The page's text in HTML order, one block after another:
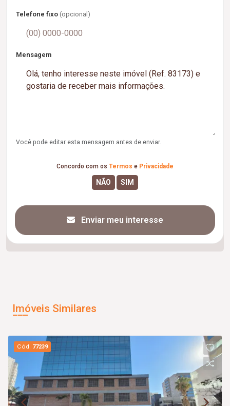
Telefone fixo (opcional)
Mensagem
Você pode editar esta mensagem antes de enviar.
Concordo com os Termos e Privacidade
Enviar meu interesse
Imóveis Similares
Cód. 77239